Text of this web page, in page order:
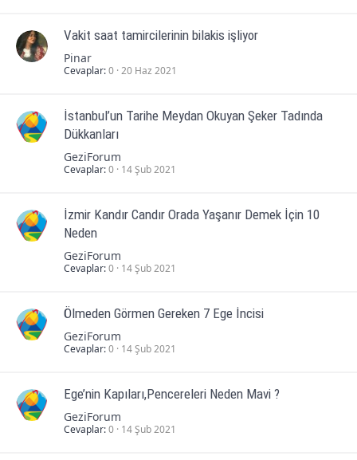
Vakit saat tamircilerinin bilakis işliyor
Pinar
Cevaplar 0 20 Haz 2021
İstanbul’un Tarihe Meydan Okuyan Şeker Tadında
Dükkanları
GeziForum
Cevaplar 0 14 Şub 2021
İzmir Kandır Candır Orada Yaşanır Demek İçin 10
Neden
GeziForum
Cevaplar 0 14 Şub 2021
Ölmeden Görmen Gereken 7 Ege İncisi
GeziForum
Cevaplar 0 14 Şub 2021
Ege’nin Kapıları,Pencereleri Neden Mavi ?
GeziForum
Cevaplar 0 14 Şub 2021